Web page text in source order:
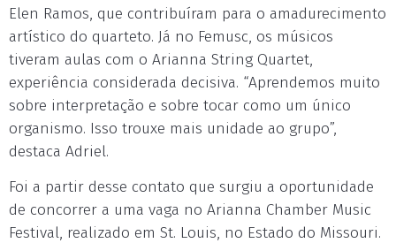
Elen Ramos, que contribuíram para o amadurecimento
artístico do quarteto. Já no Femusc, os músicos
tiveram aulas com o Arianna String Quartet,
experiência considerada decisiva. “Aprendemos muito
sobre interpretação e sobre tocar como um único
organismo. Isso trouxe mais unidade ao grupo”,
destaca Adriel.
Foi a partir desse contato que surgiu a oportunidade
de concorrer a uma vaga no Arianna Chamber Music
Festival, realizado em St. Louis, no Estado do Missouri.